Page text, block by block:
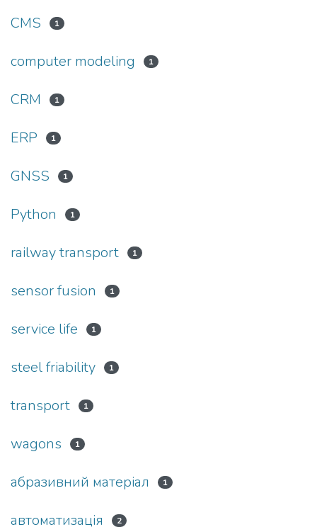
CMS 1
computer modeling 1
CRM 1
ERP 1
GNSS 1
Python 1
railway transport 1
sensor fusion 1
service life 1
steel friability 1
transport 1
wagons 1
абразивний матеріал 1
автоматизація 2